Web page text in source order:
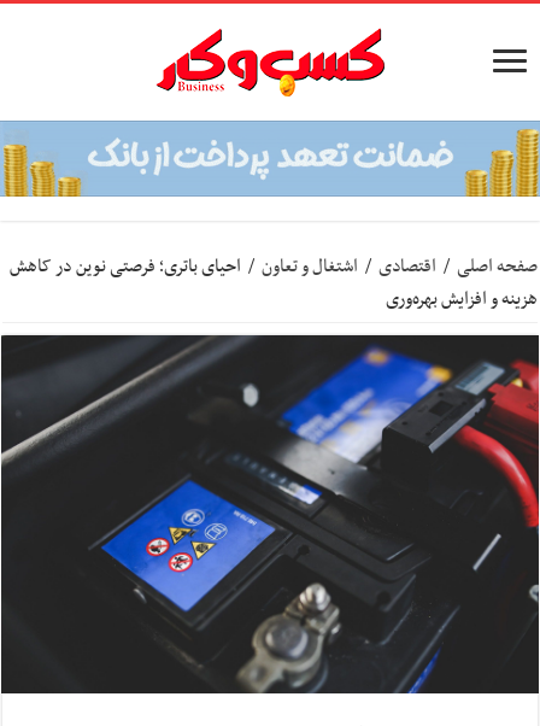
صفحه اصلی / اقتصادی / اشتغال و تعاون / احیای باتری؛ فرصتی نوین در کاهش
هزینه و افزایش بهره‌وری